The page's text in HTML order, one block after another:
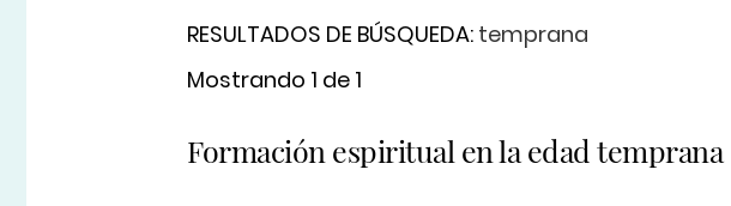
RESULTADOS DE BÚSQUEDA: temprana
Mostrando 1 de 1
Formación espiritual en la edad temprana